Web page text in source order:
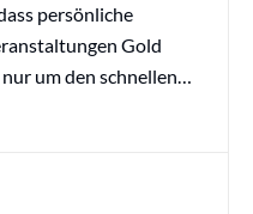
persönliche
Gold
um den schnellen…